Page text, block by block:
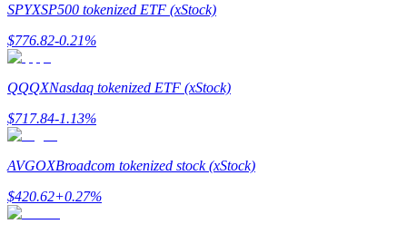
Przewodnik
Przewodnik dla początkujących dotyczący kontraktów futures
SPYXSP500 tokenized ETF (xStock)
$776.82-0.21%
QQQXNasdaq tokenized ETF (xStock)
$717.84-1.13%
AVGOXBroadcom tokenized stock (xStock)
$420.62+0.27%